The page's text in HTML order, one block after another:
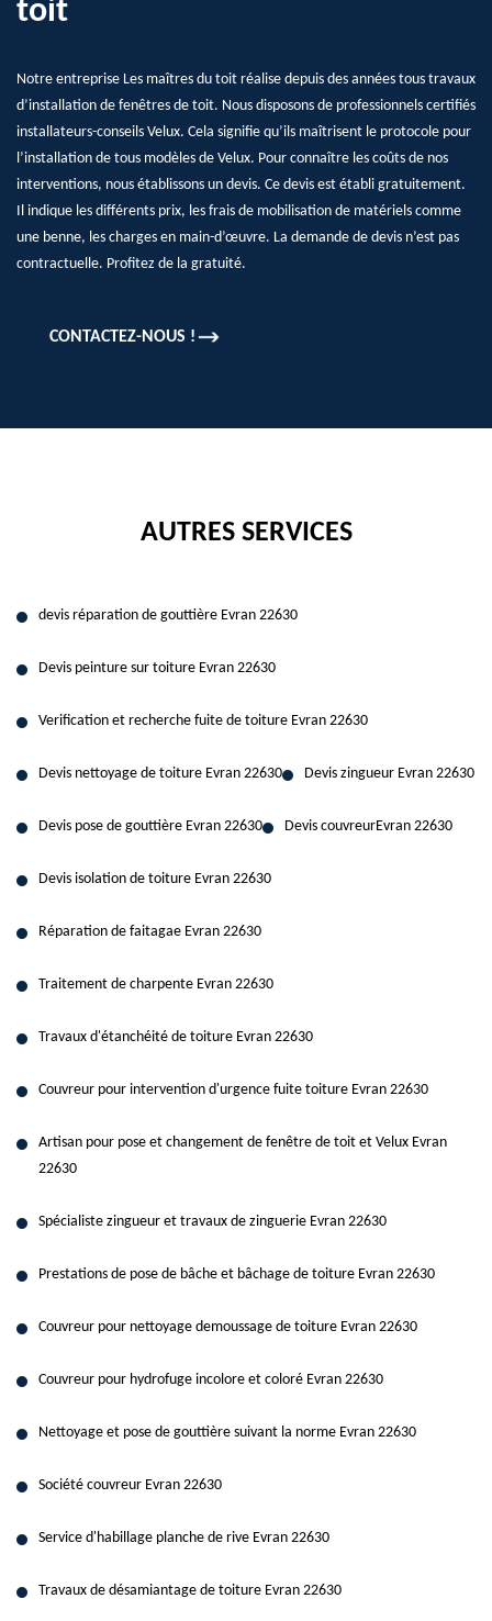
toit
Notre entreprise Les maîtres du toit réalise depuis des années tous travaux
d’installation de fenêtres de toit. Nous disposons de professionnels certifiés
installateurs-conseils Velux. Cela signifie qu’ils maîtrisent le protocole pour
l’installation de tous modèles de Velux. Pour connaître les coûts de nos
interventions, nous établissons un devis. Ce devis est établi gratuitement.
Il indique les différents prix, les frais de mobilisation de matériels comme
une benne, les charges en main-d’œuvre. La demande de devis n’est pas
contractuelle. Profitez de la gratuité.
CONTACTEZ-NOUS !
AUTRES SERVICES
devis réparation de gouttière Evran 22630
Devis peinture sur toiture Evran 22630
Verification et recherche fuite de toiture Evran 22630
Devis nettoyage de toiture Evran 22630 Devis zingueur Evran 22630
Devis pose de gouttière Evran 22630 Devis couvreurEvran 22630
Devis isolation de toiture Evran 22630
Réparation de faitagae Evran 22630
Traitement de charpente Evran 22630
Travaux d'étanchéité de toiture Evran 22630
Couvreur pour intervention d'urgence fuite toiture Evran 22630
Artisan pour pose et changement de fenêtre de toit et Velux Evran
22630
Spécialiste zingueur et travaux de zinguerie Evran 22630
Prestations de pose de bâche et bâchage de toiture Evran 22630
Couvreur pour nettoyage demoussage de toiture Evran 22630
Couvreur pour hydrofuge incolore et coloré Evran 22630
Nettoyage et pose de gouttière suivant la norme Evran 22630
Société couvreur Evran 22630
Service d'habillage planche de rive Evran 22630
Travaux de désamiantage de toiture Evran 22630